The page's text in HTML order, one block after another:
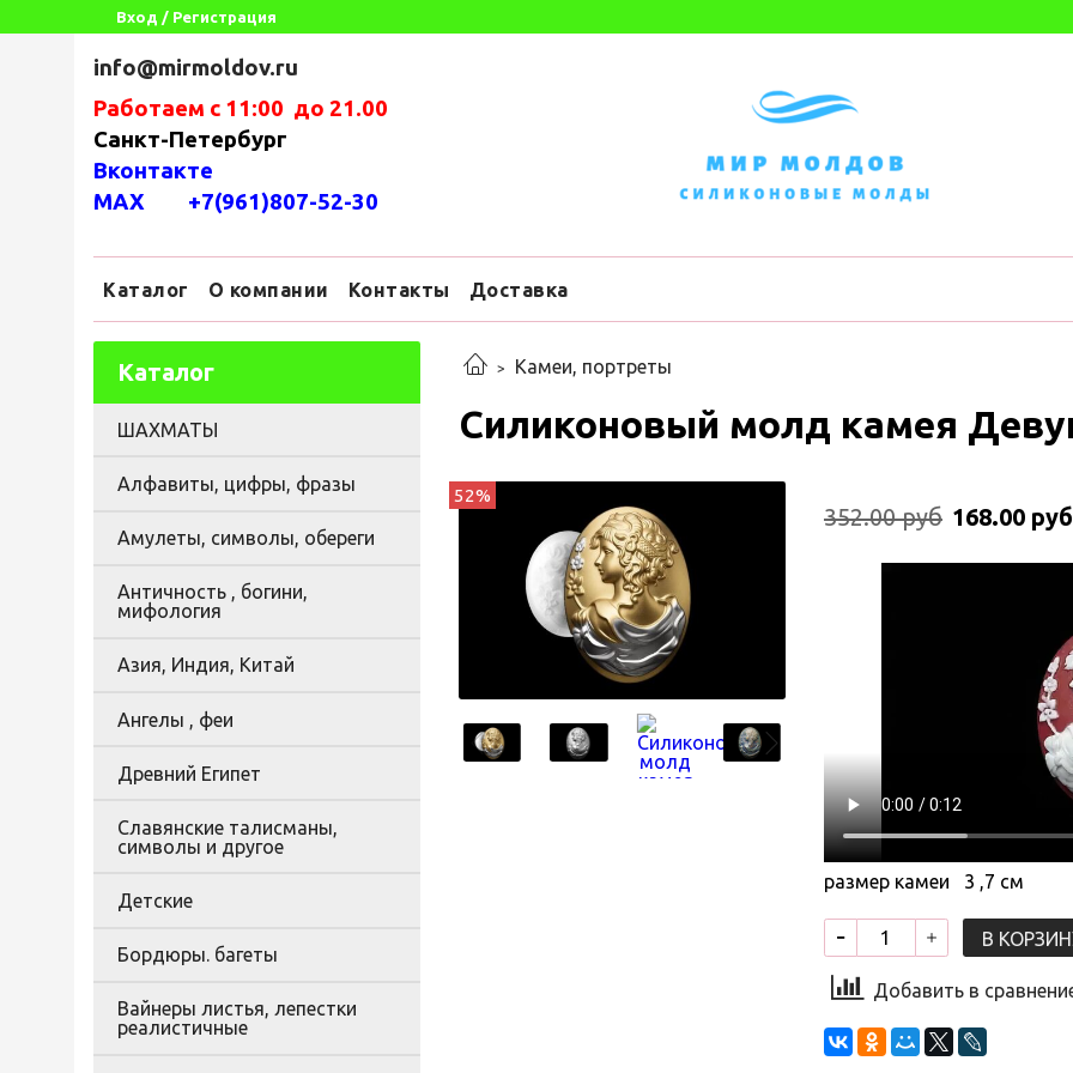
Вход / Регистрация
info@mirmoldov.ru
Работаем с 11:00 до 21.00
Санкт-Петербург
Вконтакте
MAX +7(961)807-52-30
Каталог О компании Контакты Доставка
Камеи, портреты
Силиконовый молд камея
52%
352.00 руб 168.00 руб
размер камеи 3 ,7 см
В
Добавить в
Каталог
ШАХМАТЫ
Алфавиты, цифры, фразы
Амулеты, символы, обереги
Античность , богини,
мифология
Азия, Индия, Китай
Ангелы , феи
Древний Египет
Славянские талисманы,
символы и другое
Детские
Бордюры. багеты
Вайнеры листья, лепестки
реалистичные